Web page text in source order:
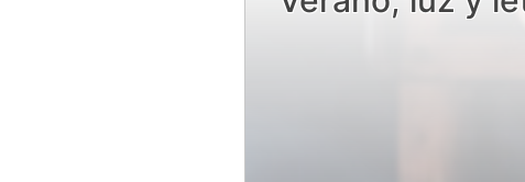
Hit enter to search or ESC to close